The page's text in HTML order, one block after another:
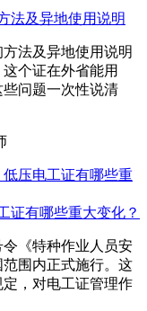
法及异地使用说明
法及异地使用说明
个证在外省能用
问题一次性说清
证有哪些重大变化？
令《特种作业人员安
围内正式施行。这
，对电工证管理作